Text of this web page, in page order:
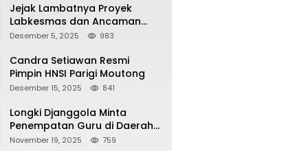
Jejak Lambatnya Proyek
Labkesmas dan Ancaman
Pemutusan Kontrak
Desember 5, 2025 983
Candra Setiawan Resmi
Pimpin HNSI Parigi Moutong
Desember 15, 2025 841
Longki Djanggola Minta
Penempatan Guru di Daerah
3T Diserahkan ke Pemda
November 19, 2025 759